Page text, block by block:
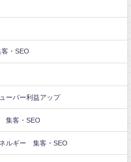
・SEO
ーバー利益アップ
集客・SEO
ルギー 集客・SEO